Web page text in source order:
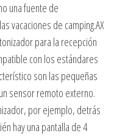
una fuente de
vacaciones de camping.AX
para la recepción
con los estándares
son las pequeñas
sensor remoto externo.
por ejemplo, detrás
hay una pantalla de 4